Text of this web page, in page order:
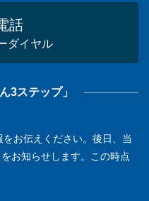
話
ダイヤル
3ステップ」
お伝えください。後日、当
をお知らせします。この時点